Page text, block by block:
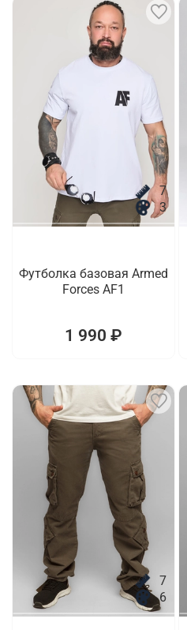
7
3
Футболка базовая Armed
Forces AF1
1 990 ₽
7
6